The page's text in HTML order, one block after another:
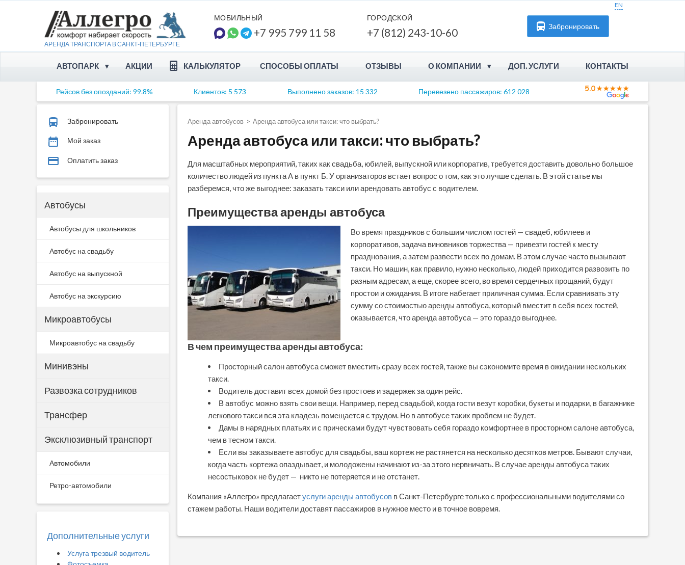
АРЕНДА ТРАНСПОРТА ВСАНКТ-ПЕТЕРБУРГЕ
МОБИЛЬНЫЙ
+7 995 799 11 58
ГОРОДСКОЙ
+7 (812) 243-10-60 Забронировать
EN
АВТОПАРК
Автобусы
Микроавтобусы
Минивэны
АКЦИИ КАЛЬКУЛЯТОР СПОСОБЫ ОПЛАТЫ ОТЗЫВЫ О КОМПАНИИ
Правила аренды
Сотрудничество
ДОП. УСЛУГИ КОНТАКТЫ
Рейсов без опозданий: 99.8% Клиентов: 5 573 Выполнено заказов: 15 332 Перевезено пассажиров: 612 028
Аренда автобусов > Аренда автобуса или такси: что выбрать?
Аренда автобуса или такси: что выбрать?
Для масштабных мероприятий, таких как свадьба, юбилей, выпускной или корпоратив, требуется доставить довольно большое
количество людей из пункта А в пункт Б. У организаторов встает вопрос о том, как это лучше сделать. В этой статье мы
разберемся, что же выгоднее: заказать такси или арендовать автобус с водителем.
Преимущества аренды автобуса
Во время праздников с большим числом гостей — свадеб, юбилеев и
корпоративов, задача виновников торжества — привезти гостей к месту
празднования, а затем развести всех по домам. В этом случае часто вызывают
такси. Но машин, как правило, нужно несколько, людей приходится развозить по
разным адресам, а еще, скорее всего, во время сердечных прощаний, будут
простои и ожидания. В итоге набегает приличная сумма. Если сравнивать эту
сумму со стоимостью аренды автобуса, который вместит в себя всех гостей,
оказывается, что аренда автобуса — это гораздо выгоднее.
В чем преимущества аренды автобуса:
Просторный салон автобуса сможет вместить сразу всех гостей, также вы сэкономите время в ожидании нескольких
такси.
Водитель доставит всех домой без простоев и задержек за один рейс.
В автобус можно взять свои вещи. Например, перед свадьбой, когда гости везут коробки, букеты и подарки, в багажнике
легкового такси вся эта кладезь помещается с трудом. Но в автобусе таких проблем не будет.
Дамы в нарядных платьях и с прическами будут чувствовать себя гораздо комфортнее в просторном салоне автобуса,
чем в тесном такси.
Если вы заказываете автобус для свадьбы, ваш кортеж не растянется на несколько десятков метров. Бывают случаи,
когда часть кортежа опаздывает, и молодожены начинают из-за этого нервничать. В случае аренды автобуса таких
несостыковок не будет — никто не потеряется и не отстанет.
Компания «Аллегро» предлагаетуслуги аренды автобусов в Санкт-Петербурге только с профессиональными водителями со
стажем работы. Наши водители доставят пассажиров в нужное место и в точное вовремя.
Забронировать
Мой заказ
Оплатить заказ
Автобусы
Автобусы для школьников
Автобус на свадьбу
Автобус на выпускной
Автобус на экскурсию
Микроавтобусы
Микроавтобус на свадьбу
Минивэны
Развозка сотрудников
Трансфер
Эксклюзивный транспорт
Автомобили
Ретро-автомобили
Дополнительные услуги
Услуга трезвый водитель